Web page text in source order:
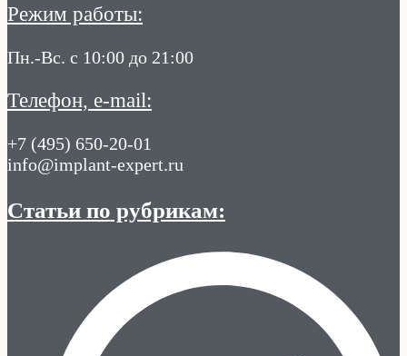
Режим работы:
Пн.-Вс. с 10:00 до 21:00
Телефон, e-mail:
+7 (495) 650-20-01
info@implant-expert.ru
Статьи по рубрикам: